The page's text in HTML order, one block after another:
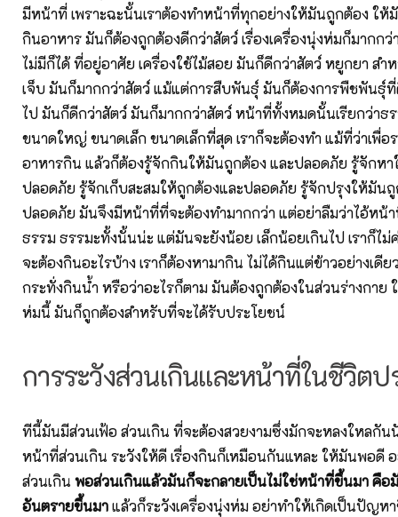
มีหน้าที่ เพราะฉะนั้นเราต้องทำหน้าที่ทุกอย่างให้มันถูกต้อง ให้
กินอาหาร มันก็ต้องถูกต้องดีกว่าสัตว์ เรื่องเครื่องนุ่งห่มก็มากกว่
ไม่มีก็ได้ ที่อยู่อาศัย เครื่องใช้ไม้สอย มันก็ดีกว่าสัตว์ หยูกยา สำ
เจ็บ มันก็มากกว่าสัตว์ แม้แต่การสืบพันธุ์ มันก็ต้องการพืชพันธุ์ที่
ไป มันก็ดีกว่าสัตว์ มันก็มากกว่าสัตว์ หน้าที่ทั้งหมดนั้นเรียกว่าธ
ขนาดใหญ่ ขนาดเล็ก ขนาดเล็กที่สุด เราก็จะต้องทำ แม้ที่ว่าเพื่
อาหารกิน แล้วก็ต้องรู้จักกินให้มันถูกต้อง และปลอดภัย รู้จักหา
ปลอดภัย รู้จักเก็บสะสมให้ถูกต้องและปลอดภัย รู้จักปรุงให้มัน
ปลอดภัย มันจึงมีหน้าที่ที่จะต้องทำมากกว่า แต่อย่าลืมว่าไอ้หน้า
ธรรม ธรรมะทั้งนั้นน่ะ แต่มันจะยังน้อย เล็กน้อยเกินไป เราก็ไม่
จะต้องกินอะไรบ้าง เราก็ต้องหามากิน ไม่ได้กินแต่ข้าวอย่างเดี
กระทั่งกินน้ำ หรือว่าอะไรก็ตาม มันต้องถูกต้องในส่วนร่างกาย
ห่มนี้ มันก็ถูกต้องสำหรับที่จะได้รับประโยชน์
การระวังส่วนเกินและหน้าที่ในชีวิตป
ทีนี้มันมีส่วนเฟ้อ ส่วนเกิน ที่จะต้องสวยงามซึ่งมักจะหลงใหลกัน
หน้าที่ส่วนเกิน ระวังให้ดี เรื่องกินก็เหมือนกันแหละ ให้มันพอดี อ
ส่วนเกิน พอส่วนเกินแล้วมันก็จะกลายเป็นไม่ใช่หน้าที่ขึ้นมา คือ
อันตรายขึ้นมาแล้วก็ระวังเครื่องนุ่งห่ม อย่าทำให้เกิดเป็นปัญหา